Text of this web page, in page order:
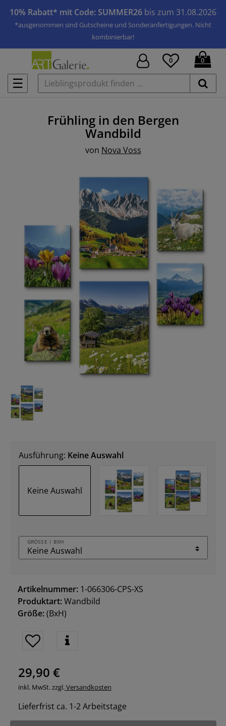
10% Rabatt* mit Code: SUMMER26 bis zum 31.08.2026
*ausgenommen sind Gutscheine und Sonderanfertigungen. Nicht
kombinierbar!
☰
0 0
Frühling in den Bergen
Wandbild
von Nova Voss
Ausführung: Keine Auswahl
Keine Auswahl
GRÖSSE | BXH
Artikelnummer: 1-066306-CPS-XS
Produktart:Wandbild
Größe:(BxH)
29,90 €
inkl. MwSt. zzgl.Versandkosten
Lieferfrist ca. 1-2 Arbeitstage